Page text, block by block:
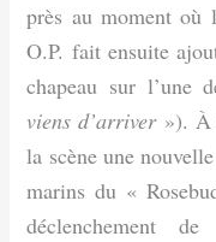
près au moment où
O.P. fait ensuite
chapeau sur l’une
viens d’arriver»). À
la scène une
marins du «
déclenchement